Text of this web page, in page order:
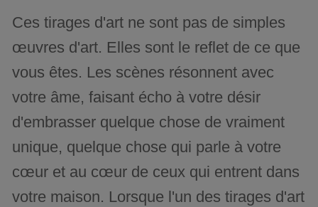
Ces tirages d'art ne sont pas de simples
œuvres d'art. Elles sont le reflet de ce que
vous êtes. Les scènes résonnent avec
votre âme, faisant écho à votre désir
d'embrasser quelque chose de vraiment
unique, quelque chose qui parle à votre
cœur et au cœur de ceux qui entrent dans
votre maison. Lorsque l'un des tirages d'art